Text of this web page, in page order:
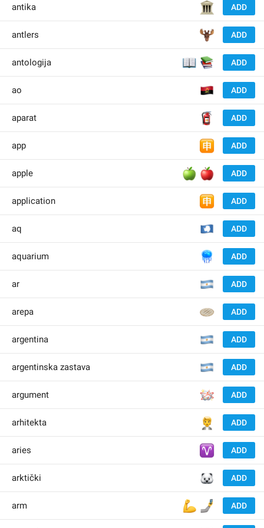
ADD
🏛
antika
ADD
🫎
antlers
ADD
📖
📚
antologija
ADD
ao
ADD
🧯
aparat
ADD
🈸
app
ADD
🍏
🍎
apple
ADD
🈸
application
ADD
aq
ADD
🪼
aquarium
ADD
ar
ADD
🫓
arepa
ADD
argentina
ADD
argentinska zastava
ADD
🫯
argument
ADD
🧑‍💼
arhitekta
ADD
♈️
aries
ADD
arktički
ADD
💪
🤳
arm